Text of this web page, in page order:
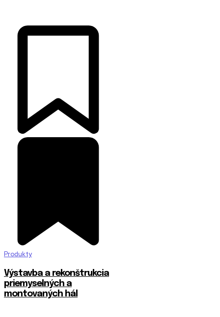
Produkty
Výstavba a rekonštrukcia
priemyselných a
montovaných hál